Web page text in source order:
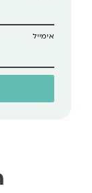
אימייל